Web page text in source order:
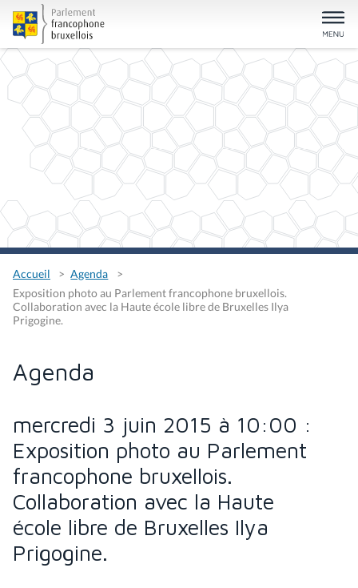
Accueil
Agenda
Exposition photo au Parlement francophone bruxellois.
Collaboration avec la Haute école libre de Bruxelles Ilya
Prigogine.
Agenda
mercredi 3 juin 2015 à 10:00 :
Exposition photo au Parlement
francophone bruxellois.
Collaboration avec la Haute
école libre de Bruxelles Ilya
Prigogine.